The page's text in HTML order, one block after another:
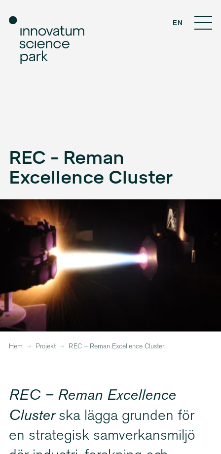
EN
REC - Reman
Excellence Cluster
Hem Projekt REC – Reman Excellence Cluster
REC – Reman Excellence
Clusterska lägga grunden för
en strategisk samver­kans­miljö